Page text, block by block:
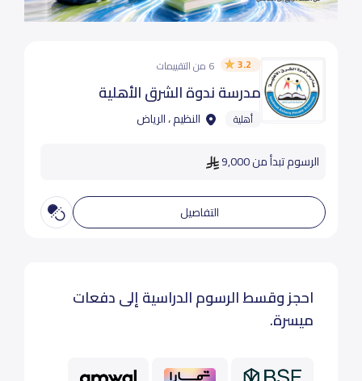
3.2 6 من التقييمات
مدرسة ندوة الشرق الأهلية
أهلية النظيم ، الرياض
الرسوم تبدأ من 9,000
التفاصيل
احجز وقسط الرسوم الدراسية إلى دفعات
ميسرة.